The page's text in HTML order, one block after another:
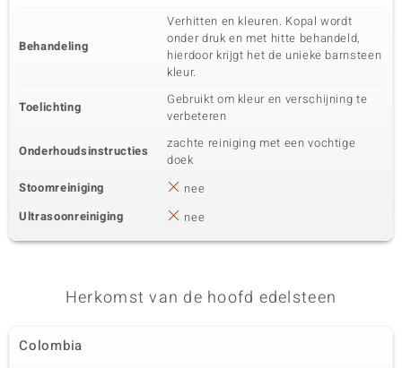
Behandeling
Verhitten en kleuren. Kopal wordt
onder druk en met hitte behandeld,
hierdoor krijgt het de unieke barnsteen
kleur.
Toelichting
Gebruikt om kleur en verschijning te
verbeteren
Onderhoudsinstructies
zachte reiniging met een vochtige
doek
Stoomreiniging
nee
Ultrasoonreiniging
nee
Herkomst van de hoofd edelsteen
Colombia